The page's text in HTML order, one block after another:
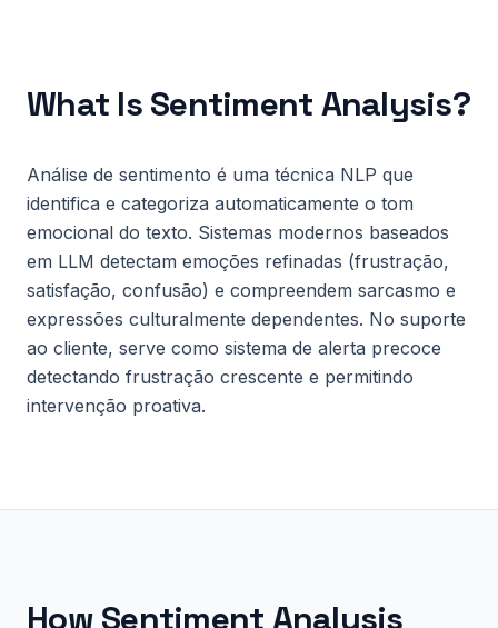
What Is Sentiment Analysis?
Análise de sentimento é uma técnica NLP que
identifica e categoriza automaticamente o tom
emocional do texto. Sistemas modernos baseados
em LLM detectam emoções refinadas (frustração,
satisfação, confusão) e compreendem sarcasmo e
expressões culturalmente dependentes. No suporte
ao cliente, serve como sistema de alerta precoce
detectando frustração crescente e permitindo
intervenção proativa.
How Sentiment Analysis